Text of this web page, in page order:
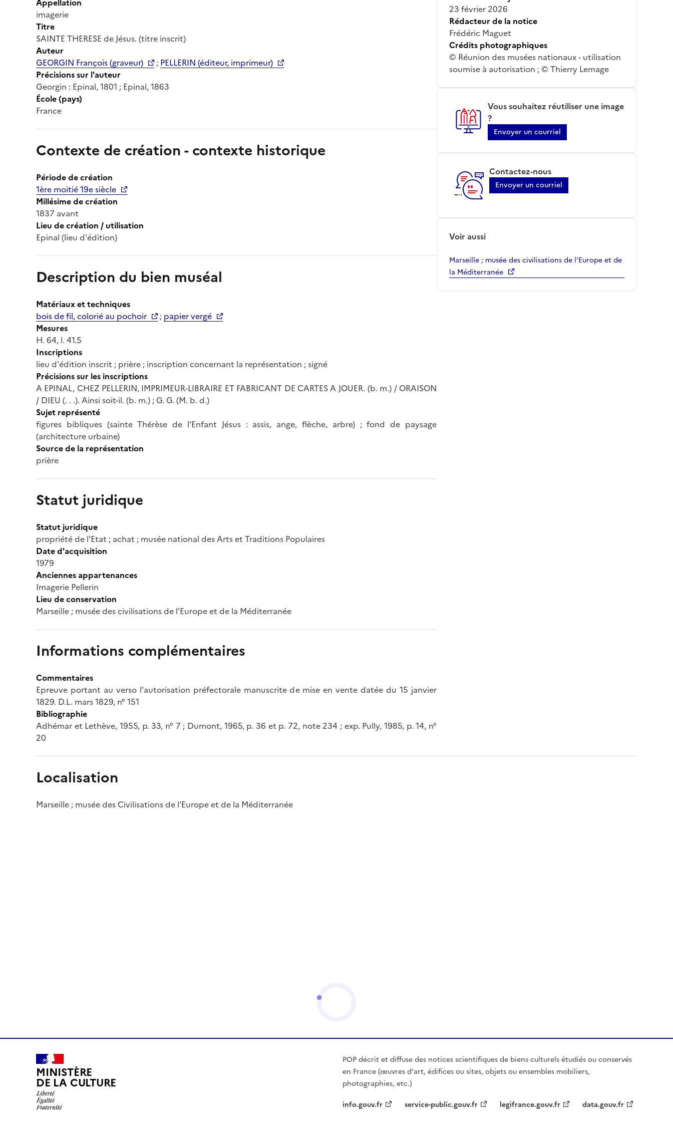
imagerie
Titre
SAINTE THERESE de Jésus. (titre inscrit)
Auteur
GEORGIN François (graveur)
; PELLERIN (éditeur, imprimeur)
Précisions sur l'auteur
Georgin : Epinal, 1801 ; Epinal, 1863
École (pays)
France
Contexte de création - contexte historique
Période de création
1ère moitié 19e siècle
Millésime de création
1837 avant
Lieu de création / utilisation
Epinal (lieu d'édition)
Description du bien muséal
Matériaux et techniques
bois de fil, colorié au pochoir
; papier vergé
Mesures
H. 64, l. 41.5
Inscriptions
lieu d'édition inscrit ; prière ; inscription concernant la représentation ; signé
Précisions sur les inscriptions
A EPINAL, CHEZ PELLERIN, IMPRIMEUR-LIBRAIRE ET FABRICANT DE CARTES A JOUER. (b. m.) / ORAISON
/ DIEU (. . .). Ainsi soit-il. (b. m.) ; G. G. (M. b. d.)
Sujet représenté
figures bibliques (sainte Thérèse de l'Enfant Jésus : assis, ange, flèche, arbre) ; fond de paysage
(architecture urbaine)
Source de la représentation
prière
Statut juridique
Statut juridique
propriété de l'Etat ; achat ; musée national des Arts et Traditions Populaires
Date d'acquisition
1979
Anciennes appartenances
Imagerie Pellerin
Lieu de conservation
Marseille ; musée des civilisations de l'Europe et de la Méditerranée
Informations complémentaires
Commentaires
Epreuve portant au verso l'autorisation préfectorale manuscrite de mise en vente datée du 15 janvier
1829. D.L. mars 1829, n° 151
Bibliographie
Adhémar et Lethève, 1955, p. 33, n° 7 ; Dumont, 1965, p. 36 et p. 72, note 234 ; exp. Pully, 1985, p. 14, n°
20
23 février 2026
Rédacteur de la notice
Frédéric Maguet
Crédits photographiques
© Réunion des musées nationaux - utilisation
soumise à autorisation ; © Thierry Lemage
Vous souhaitez réutiliser une image
?
Envoyer un courriel
Contactez-nous
Envoyer un courriel
Voir aussi
Marseille ; musée des civilisations de l'Europe et de
la Méditerranée
Localisation
Marseille ; musée des Civilisations de l'Europe et de la Méditerranée
MINISTÈRE
DE LA CULTURE
POP décrit et diffuse des notices scientifiques de biens culturels étudiés ou conservés
en France (œuvres d'art, édifices ou sites, objets ou ensembles mobiliers,
photographies, etc.)
info.gouv.fr
service-public.gouv.fr legifrance.gouv.fr data.gouv.fr